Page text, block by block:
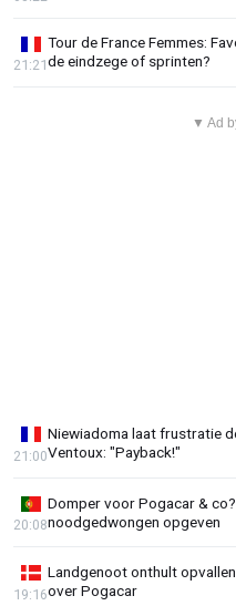
Tour de France Femmes:
de eindzege of sprinten?
21:21
▼ Ad
Niewiadoma laat frustratie
Ventoux: "Payback!"
21:00
Domper voor Pogacar &
noodgedwongen opgeven
20:08
Landgenoot onthult
over Pogacar
19:16